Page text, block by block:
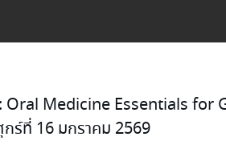
Oral Medicine Essentials for
ร์ที่ 16 มกราคม 2569